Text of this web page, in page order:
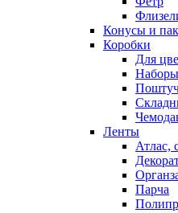
Конусы и
Коробки
Для
Наборы
Ленты
Атлас,
Парча